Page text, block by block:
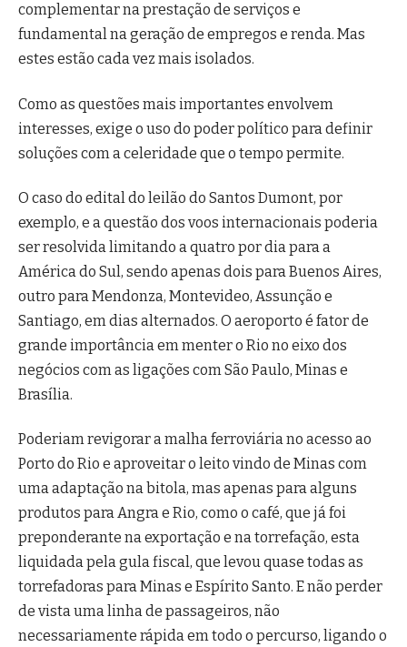
complementar na prestação de serviços e
fundamental na geração de empregos e renda. Mas
estes estão cada vez mais isolados.
Como as questões mais importantes envolvem
interesses, exige o uso do poder político para definir
soluções com a celeridade que o tempo permite.
O caso do edital do leilão do Santos Dumont, por
exemplo, e a questão dos voos internacionais poderia
ser resolvida limitando a quatro por dia para a
América do Sul, sendo apenas dois para Buenos Aires,
outro para Mendonza, Montevideo, Assunção e
Santiago, em dias alternados. O aeroporto é fator de
grande importância em menter o Rio no eixo dos
negócios com as ligações com São Paulo, Minas e
Brasília.
Poderiam revigorar a malha ferroviária no acesso ao
Porto do Rio e aproveitar o leito vindo de Minas com
uma adaptação na bitola, mas apenas para alguns
produtos para Angra e Rio, como o café, que já foi
preponderante na exportação e na torrefação, esta
liquidada pela gula fiscal, que levou quase todas as
torrefadoras para Minas e Espírito Santo. E não perder
de vista uma linha de passageiros, não
necessariamente rápida em todo o percurso, ligando o